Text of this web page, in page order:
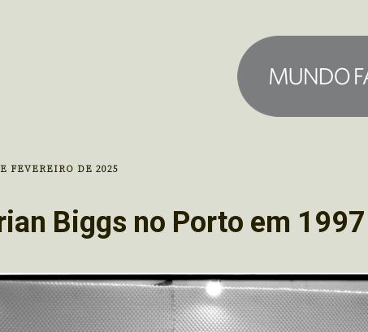
FEVEREIRO DE 2025
Biggs no Porto em 1997